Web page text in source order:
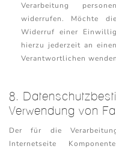
Verarbeitung
widerrufen. Möchte
Widerruf einer
hierzu jederzeit an
Verantwortlichen
8.
Verwendung von
Der für die
Internetseite